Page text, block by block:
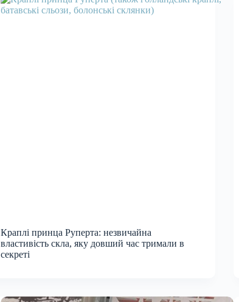
Краплі принца Руперта: незвичайна
властивість скла, яку довший час тримали в
секреті